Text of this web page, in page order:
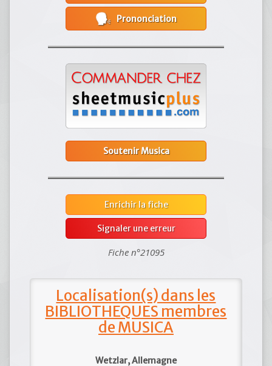
Prononciation
Soutenir Musica
Enrichir la fiche
Signaler une erreur
Fiche n°21095
Localisation(s) dans les
BIBLIOTHEQUES membres
de MUSICA
Wetzlar, Allemagne